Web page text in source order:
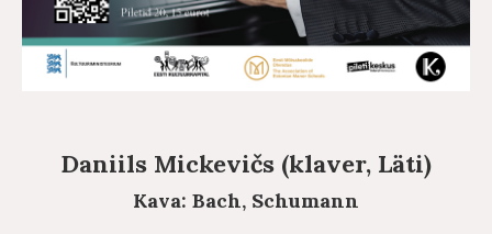
Daniils Mickevičs (klaver, Läti)
Kava: Bach, Schumann